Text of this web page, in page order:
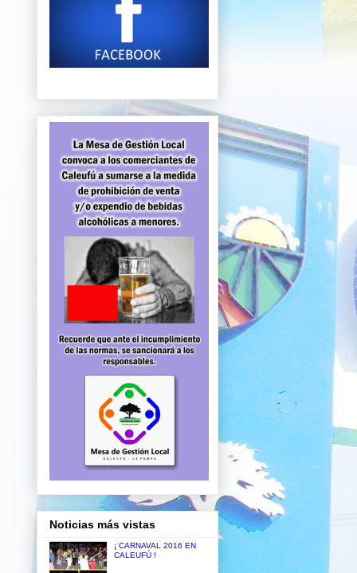
Noticias más vistas
¡ CARNAVAL 2016 EN
CALEUFÚ !